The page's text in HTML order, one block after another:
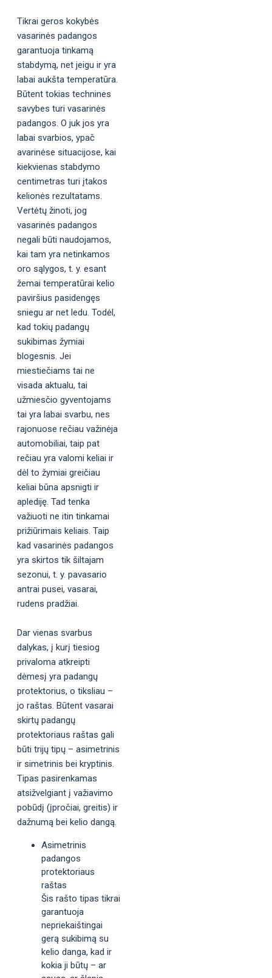
Tikrai geros kokybės
vasarinės padangos
garantuoja tinkamą
stabdymą, net jeigu ir yra
labai aukšta temperatūra.
Būtent tokias technines
savybes turi vasarinės
padangos. O juk jos yra
labai svarbios, ypač
avarinėse situacijose, kai
kiekvienas stabdymo
centimetras turi įtakos
kelionės rezultatams.
Vertėtų žinoti, jog
vasarinės padangos
negali būti naudojamos,
kai tam yra netinkamos
oro sąlygos, t. y. esant
žemai temperatūrai kelio
paviršius pasidengęs
sniegu ar net ledu. Todėl,
kad tokių padangų
sukibimas žymiai
blogesnis. Jei
miestiečiams tai ne
visada aktualu, tai
užmiesčio gyventojams
tai yra labai svarbu, nes
rajonuose rečiau važinėja
automobiliai, taip pat
rečiau yra valomi keliai ir
dėl to žymiai greičiau
keliai būna apsnigti ir
aplediję. Tad tenka
važiuoti ne itin tinkamai
prižiūrimais keliais. Taip
kad vasarinės padangos
yra skirtos tik šiltajam
sezonui, t. y. pavasario
antrai pusei, vasarai,
rudens pradžiai.
Dar vienas svarbus
dalykas, į kurį tiesiog
privaloma atkreipti
dėmesį yra padangų
protektorius, o tiksliau –
jo raštas. Būtent vasarai
skirtų padangų
protektoriaus raštas gali
būti trijų tipų – asimetrinis
ir simetrinis bei kryptinis.
Tipas pasirenkamas
atsižvelgiant į važiavimo
pobūdį (įpročiai, greitis) ir
dažnumą bei kelio dangą.
Asimetrinis
padangos
protektoriaus
raštas
Šis rašto tipas tikrai
garantuoja
nepriekaištingai
gerą sukibimą su
kelio danga, kad ir
kokia ji būtų – ar